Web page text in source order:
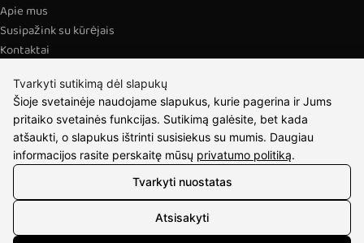
Apie mus
Susipažink su kūrėjais
Kontaktai
Tvarkyti sutikimą dėl slapukų
Šioje svetainėje naudojame slapukus, kurie pagerina ir Jums
pritaiko svetainės funkcijas. Sutikimą galėsite, bet kada
atšaukti, o slapukus ištrinti susisiekus su mumis. Daugiau
informacijos rasite perskaitę mūsų privatumo politiką.
Tvarkyti nuostatas
Atsisakyti